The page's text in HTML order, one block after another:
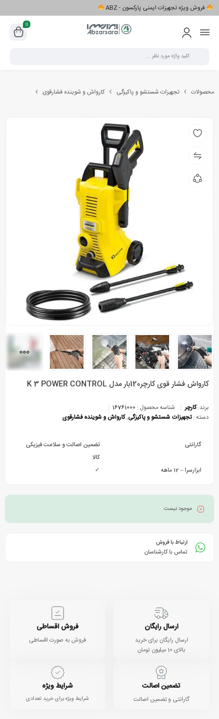
فروش ویژه تجهیزات ایمنی پارکسون - ABZ
0
محصولات تجهیزات شستشو و پاکیزگی کارواش و شوینده فشارقوی
کارواش فشار قوی کارچر120بار مدل K 3 POWER CONTROL
برند:کارچر شناسه محصول : 16761000
دسته :تجهیزات شستشو و پاکیزگی,کارواش و شوینده فشارقوی
گارانتی
ابزارسرا – 12 ماهه
تضمین اصالت و سلامت فیزیکی
کالا
✓
موجود نیست
ارتباط با فروش
تماس با کارشناسان
ارسال رایگان
ارسال رایگان برای خرید
بالای 10 میلیون تومان
فروش اقساطی
فروش به صورت اقساطی
تضمین اصالت
گارانتی و تضمین اصالت
شرایط ویژه
شرایط ویژه برای خرید تعدادی